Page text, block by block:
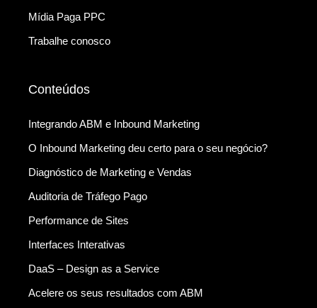
Mídia Paga PPC
Trabalhe conosco
Conteúdos
Integrando ABM e Inbound Marketing
O Inbound Marketing deu certo para o seu negócio?
Diagnóstico de Marketing e Vendas
Auditoria de Tráfego Pago
Performance de Sites
Interfaces Interativas
DaaS – Design as a Service
Acelere os seus resultados com ABM